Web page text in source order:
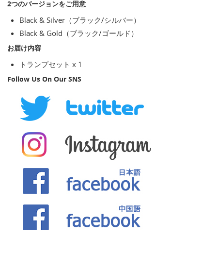
2つのバージョンをご用意
Black & Silver（ブラック/シルバー）
Black & Gold（ブラック/ゴールド）
お届け内容
トランプセット x 1
Follow Us On Our SNS